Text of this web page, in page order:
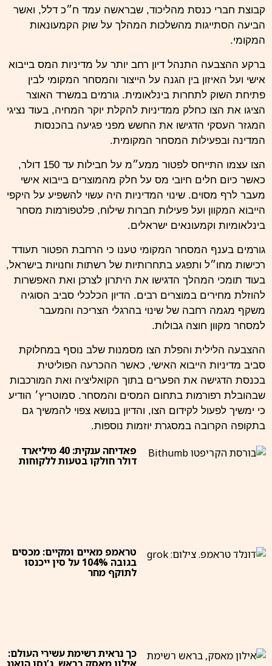
קבוצת חברי כנסת מהליכוד, שבראשה עמד ח״כ דלל, ואשר
הביעה הסתייגות מהשלכות המהלך על שוק הקמעונאות
המקומי.
ברקע ההצבעה התנהל דיון רחב יותר על מדיניות המס בייבוא
אישי ועל האיזון בין הגנה על הייצור והמסחר המקומי לבין
פתיחת השוק לתחרות בינלאומית. גורמים במשרד האוצר
הציגו את הצו כחלק ממדיניות להקלת יוקר המחיה, בעוד נציגי
המגזר העסקי הדגישו את החשש מפני פגיעה בהכנסות
המדינה ובפעילות המסחר המקומית.
הצו עצמו התייחס לפטור ממע״מ על חבילות עד 150 דולר,
כאשר כיום חלים חיובי מס על חלק מהמוצרים בייבוא אישי
מעבר לרף מסוים. שינוי המדיניות היה עשוי להשפיע על היקפי
הייבוא המקוון ועל פעילות חברות שילוח, פלטפורמות מסחר
בינלאומיות וקמעונאים ישראלים.
גורמים בענף המסחר המקומי טענו כי הרחבת הפטור תעודד
רכישות מחו״ל ותפגע בתחרותיות של רשתות וחנויות בישראל,
בעוד תומכי המהלך הדגישו את היתרון לצרכן ואת האפשרות
להוזלת מחירים במוצרים רבים. הדיון הכלכלי סביב הסוגיה
משקף מגמה רחבה של שינוי בהרגלי הצריכה והמעבר
למסחר מקוון חוצה גבולות.
ההצבעה הלילית והפלת הצו מסמנות שלב נוסף במחלוקת
סביב מדיניות הייבוא האישי, כאשר ההכרעה הפוליטית
בכנסת הדגישה את הפערים בתוך הקואליציה ואת המורכבות
שבהובלת רפורמות בתחום המסים והמסחר. סמוטריץ׳ הודיע
כי ימשיך לפעול לקידום הצו, והדיון בנושא צפוי להמשיך גם
בתקופה הקרובה במסגרת יוזמות נוספות.
פאדיחה ענקית: 40 מיליארד
דולר חולקו בטעות ללקוחות
טראמפ מאיים ומקיים: מכסים
בגובה 104% על סין ייכנסו
לתוקף מחר
כך נראית רשימת עשירי העולם: